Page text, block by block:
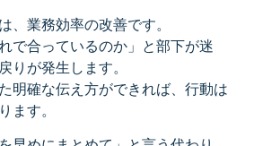
、業務効率の改善です。
で合っているのか」と部下が迷
りが発生します。
明確な伝え方ができれば、行動は
ます。